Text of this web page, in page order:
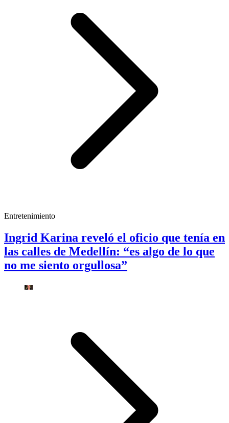
Entretenimiento
Ingrid Karina reveló el oficio que tenía en
las calles de Medellín: “es algo de lo que
no me siento orgullosa”